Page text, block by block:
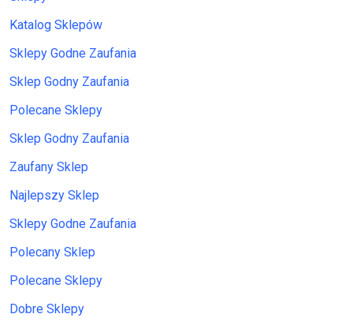
Katalog Sklepów
Sklepy Godne Zaufania
Sklep Godny Zaufania
Polecane Sklepy
Sklep Godny Zaufania
Zaufany Sklep
Najlepszy Sklep
Sklepy Godne Zaufania
Polecany Sklep
Polecane Sklepy
Dobre Sklepy